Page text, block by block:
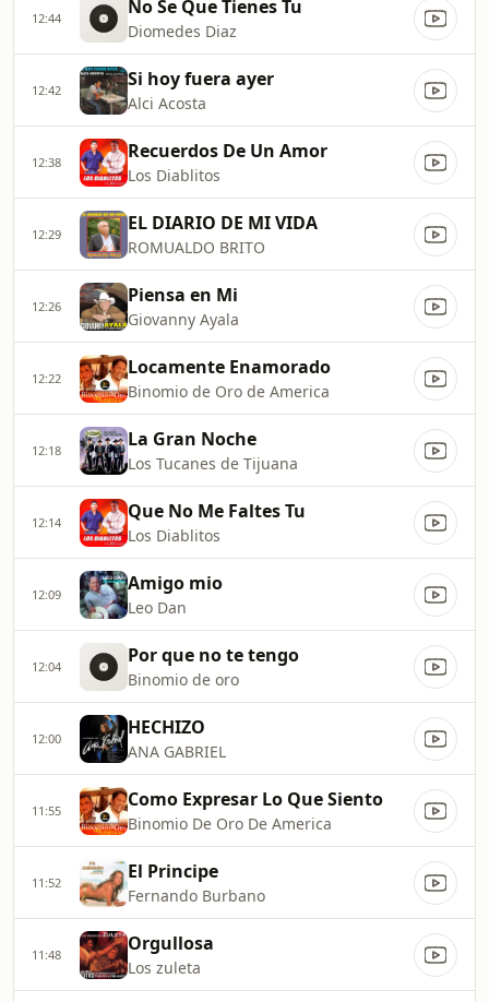
12:44 No Se Que Tienes Tu
Diomedes Diaz
12:42 Si hoy fuera ayer
Alci Acosta
12:38 Recuerdos De Un Amor
Los Diablitos
12:29 EL DIARIO DE MI VIDA
ROMUALDO BRITO
12:26 Piensa en Mi
Giovanny Ayala
12:22 Locamente Enamorado
Binomio de Oro de America
12:18 La Gran Noche
Los Tucanes de Tijuana
12:14 Que No Me Faltes Tu
Los Diablitos
12:09 Amigo mio
Leo Dan
12:04 Por que no te tengo
Binomio de oro
12:00 HECHIZO
ANA GABRIEL
11:55 Como Expresar Lo Que Siento
Binomio De Oro De America
11:52 El Principe
Fernando Burbano
11:48 Orgullosa
Los zuleta